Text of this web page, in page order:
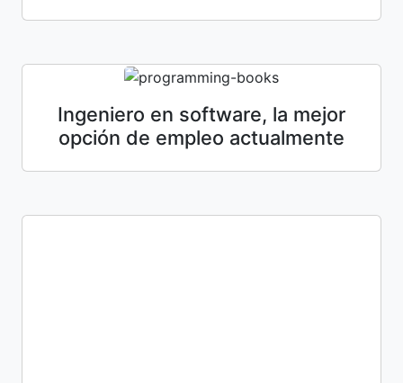
Ingeniero en software, la mejor
opción de empleo actualmente